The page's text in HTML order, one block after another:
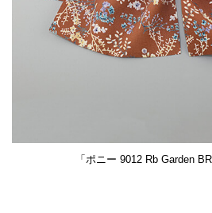
「ポニー 9012 Rb Garden